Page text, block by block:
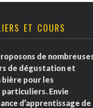
ET COURS
de
de dégustation et
pour les
Envie
d’apprentissage de